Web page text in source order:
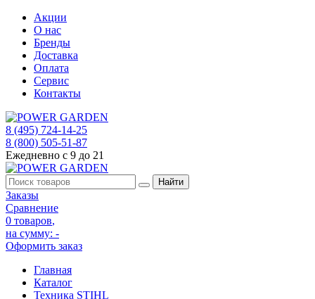
Акции
О нас
Бренды
Доставка
Оплата
Сервис
Контакты
8 (495) 724-14-25
8 (800) 505-51-87
Ежедневно с 9 до 21
Заказы
Сравнение
0 товаров,
на сумму: -
Оформить заказ
Главная
Каталог
Техника STIHL